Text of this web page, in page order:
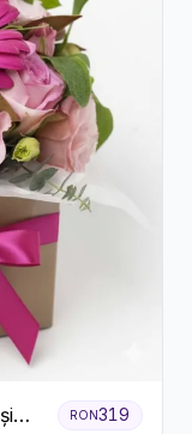
RON319